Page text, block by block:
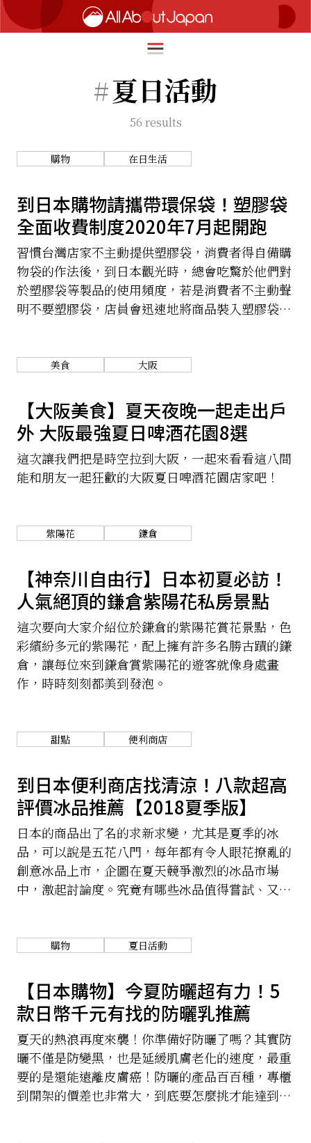
ภาษาไทย
한국어
日本語
深度旅遊
美食尋味
流行文化
創新趨勢
在地故事
#夏日活動
56 results
購物 在日生活
到日本購物請攜帶環保袋！塑膠袋
全面收費制度2020年7月起開跑
習慣台灣店家不主動提供塑膠袋，消費者得自備購
物袋的作法後，到日本觀光時，總會吃驚於他們對
於塑膠袋等製品的使用頻度，若是消費者不主動聲
明不要塑膠袋，店員會迅速地將商品裝入塑膠袋
出門購物前不可不知喔！
美食 大阪
【大阪美食】夏天夜晚一起走出戶
外 大阪最強夏日啤酒花園8選
這次讓我們把是時空拉到大阪，一起來看看這八間
能和朋友一起狂歡的大阪夏日啤酒花園店家吧！
紫陽花 鎌倉
【神奈川自由行】日本初夏必訪！
人氣絕頂的鎌倉紫陽花私房景點
這次要向大家介紹位於鎌倉的紫陽花賞花景點，色
彩繽紛多元的紫陽花，配上擁有許多名勝古蹟的鎌
倉，讓每位來到鎌倉賞紫陽花的遊客就像身處畫
作，時時刻刻都美到發泡。
甜點 便利商店
到日本便利商店找清涼！八款超高
評價冰品推薦【2018夏季版】
日本的商品出了名的求新求變，尤其是夏季的冰
品，可以說是五花八門，每年都有令人眼花撩亂的
創意冰品上市，企圖在夏天競爭激烈的冰品市場
中，激起討論度。究竟有哪些冰品值得嘗試、又有
購物 夏日活動
【日本購物】今夏防曬超有力！5
款日幣千元有找的防曬乳推薦
夏天的熱浪再度來襲！你準備好防曬了嗎？其實防
曬不僅是防變黑，也是延緩肌膚老化的速度，最重
要的是還能遠離皮膚癌！防曬的產品百百種，專櫃
到開架的價差也非常大，到底要怎麼挑才能達到防